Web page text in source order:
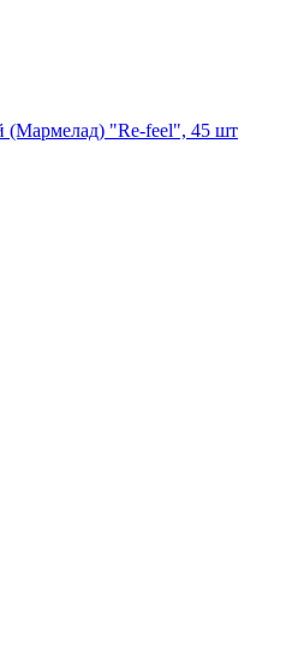
(Мармелад) "Re-feel", 45 шт